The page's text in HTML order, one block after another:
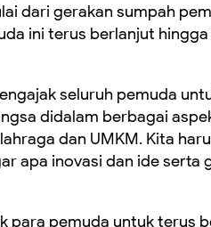
dari gerakan sumpah
ini terus berlanjut
seluruh pemuda
didalam berbagai
dan UMKM. Kita
apa inovasi dan ide serta
para pemuda untuk terus